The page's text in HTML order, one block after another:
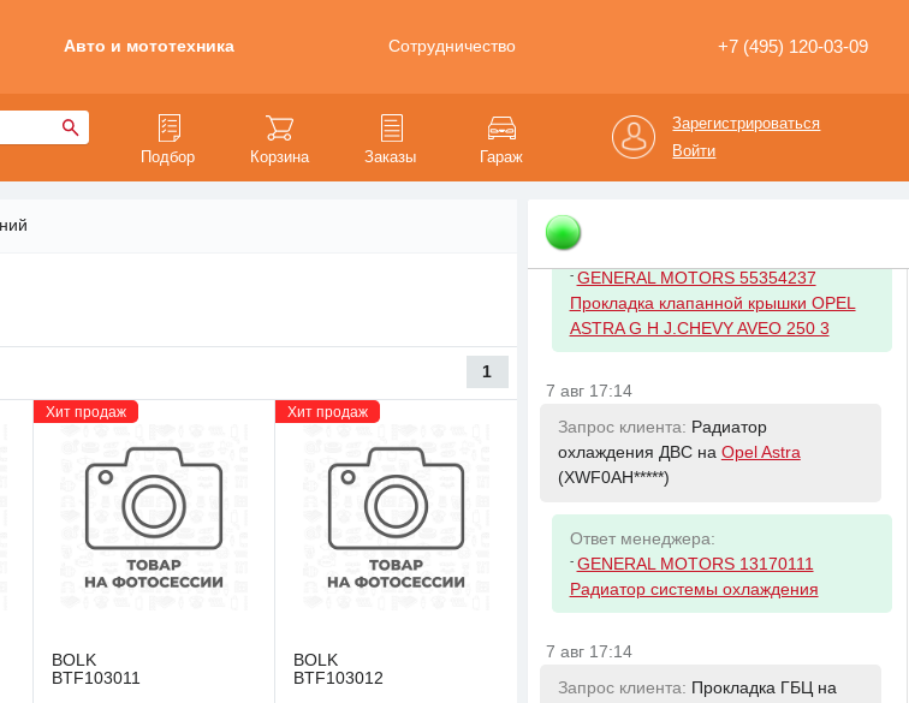
Авто и мототехника Сотрудничество +7 (495) 120-03-09
Подбор Корзина Заказы Гараж
Зарегистрироваться
Войти
1
Хит продаж
BOLK
BTF103011
Хит продаж
BOLK
BTF103012
AUX STECKBUCHS
Запрос клиента: Прокладка
Ответ менеджера:
- GENERAL MOTORS 55354237
Прокладка клапанной крышки OPEL
ASTRA G H J.CHEVY AVEO 250 3
7 авг 17:14
Запрос клиента: Радиатор
охлаждения ДВС на Opel Astra
(XWF0AH*****)
Ответ менеджера:
- GENERAL MOTORS 13170111
Радиатор системы охлаждения
7 авг 17:14
Запрос клиента: Прокладка ГБЦ на